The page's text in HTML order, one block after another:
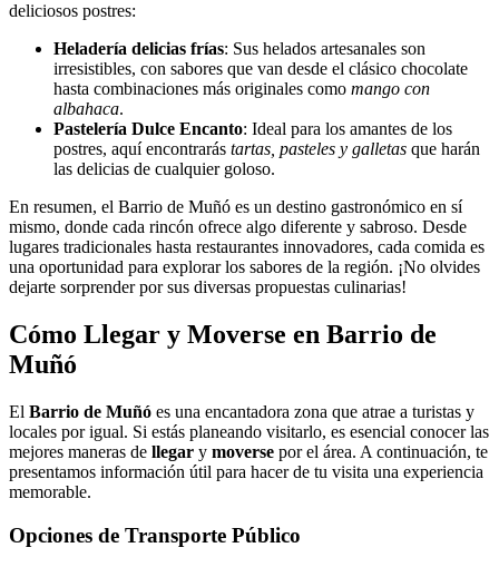
deliciosos postres:
Heladería delicias frías: Sus helados artesanales son
irresistibles, con sabores que van desde el clásico chocolate
hasta combinaciones más originales como mango con
albahaca.
Pastelería Dulce Encanto: Ideal para los amantes de los
postres, aquí encontrarás tartas, pasteles y galletas que harán
las delicias de cualquier goloso.
En resumen, el Barrio de Muñó es un destino gastronómico en sí
mismo, donde cada rincón ofrece algo diferente y sabroso. Desde
lugares tradicionales hasta restaurantes innovadores, cada comida es
una oportunidad para explorar los sabores de la región. ¡No olvides
dejarte sorprender por sus diversas propuestas culinarias!
Cómo Llegar y Moverse en Barrio de
Muñó
El Barrio de Muñó es una encantadora zona que atrae a turistas y
locales por igual. Si estás planeando visitarlo, es esencial conocer las
mejores maneras de llegar y moverse por el área. A continuación, te
presentamos información útil para hacer de tu visita una experiencia
memorable.
Opciones de Transporte Público